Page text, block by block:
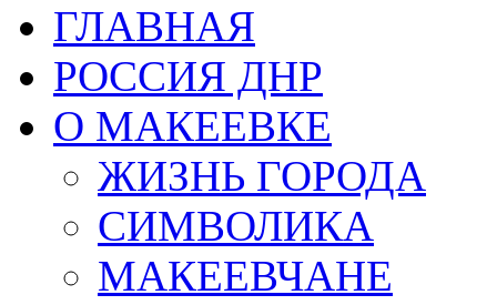
ГЛАВНАЯ
РОССИЯ ДНР
О МАКЕЕВКЕ
ЖИЗНЬ ГОРОДА
СИМВОЛИКА
МАКЕЕВЧАНЕ